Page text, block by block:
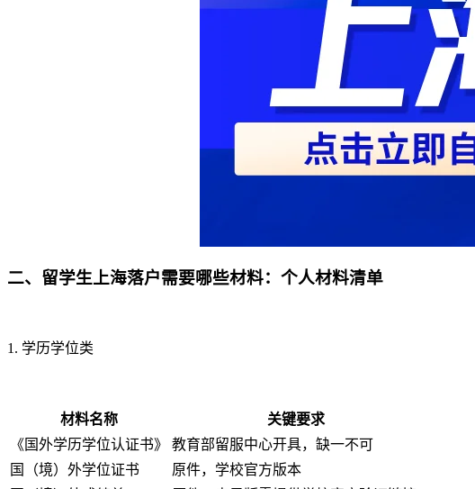
二、留学生上海落户需要哪些材料：个人材料清单
1. 学历学位类
材料名称
关键要求
《国外学历学位认证书》
教育部留服中心开具，缺一不可
国（境）外学位证书
原件，学校官方版本